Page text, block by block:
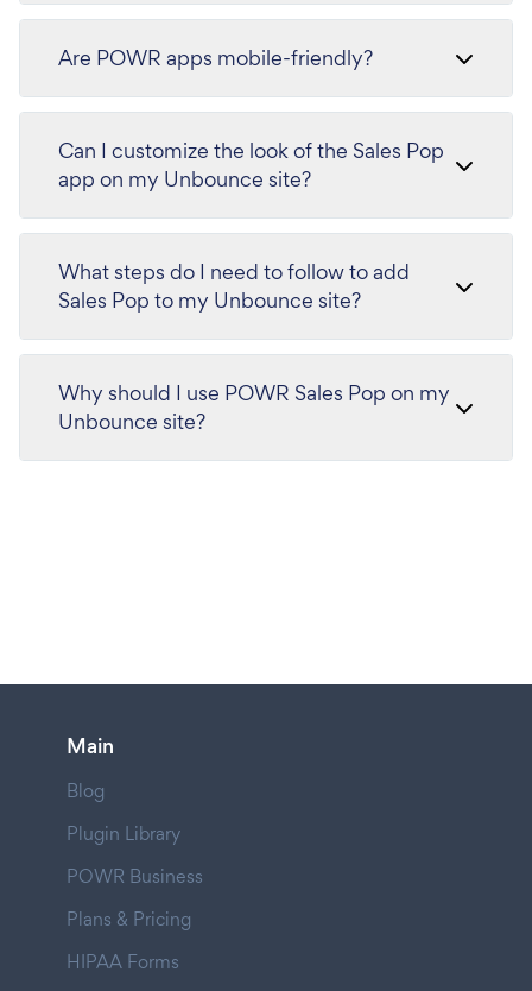
Are POWR apps mobile-friendly?
Can I customize the look of the Sales Pop
app on my Unbounce site?
What steps do I need to follow to add
Sales Pop to my Unbounce site?
Why should I use POWR Sales Pop on my
Unbounce site?
Main
Blog
Plugin Library
POWR Business
Plans & Pricing
HIPAA Forms